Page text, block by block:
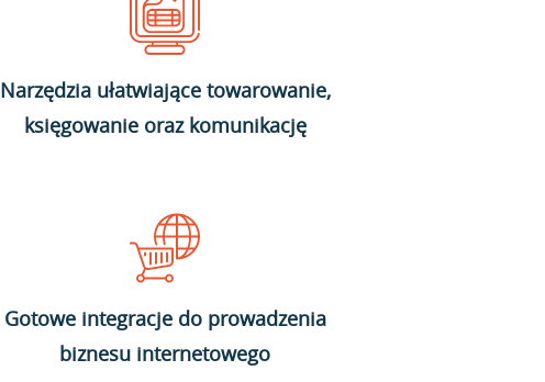
Narzędzia ułatwiające towarowanie,
księgowanie oraz komunikację
Gotowe integracje do prowadzenia
biznesu internetowego